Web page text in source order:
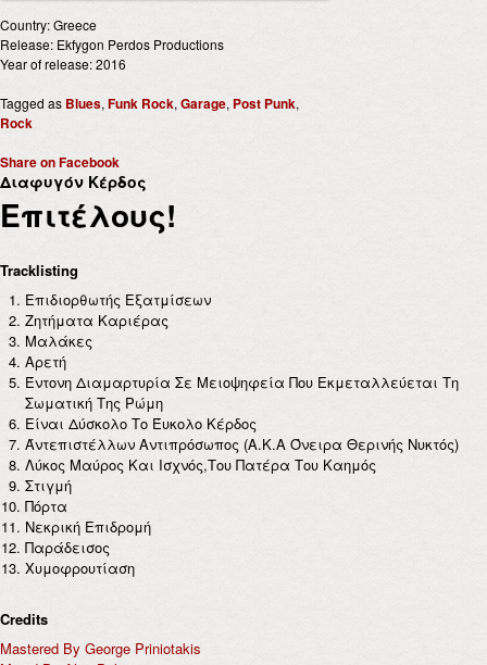
Country: Greece
Release: Ekfygon Perdos Productions
Year of release: 2016
Tagged as Blues,Funk Rock,Garage, Post Punk,
Rock
Share on Facebook
Διαφυγόν Κέρδος
Επιτέλους!
Tracklisting
Επιδιορθωτής Εξατμίσεων
Ζητήματα Καριέρας
Μαλάκες
Αρετή
Έντονη Διαμαρτυρία Σε Μειοψηφεία Που Εκμεταλλεύεται Τη
Σωματική Της Ρώμη
Είναι Δύσκολο Το Έυκολο Κέρδος
Άντεπιστέλλων Αντιπρόσωπος (Α.Κ.Α Όνειρα Θερινής Νυκτός)
Λύκος Μαύρος Και Ισχνός,Του Πατέρα Του Καημός
Στιγμή
Πόρτα
Νεκρική Επιδρομή
Παράδεισος
Χυμοφρουτίαση
Credits
Mastered By George Priniotakis